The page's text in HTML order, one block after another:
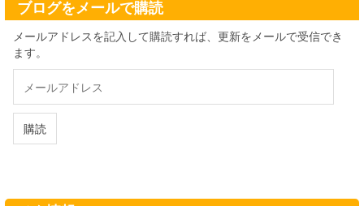
ブログをメールで購読
メールアドレスを記入して購読すれば、更新をメールで受信でき
ます。
ル
ド
購読